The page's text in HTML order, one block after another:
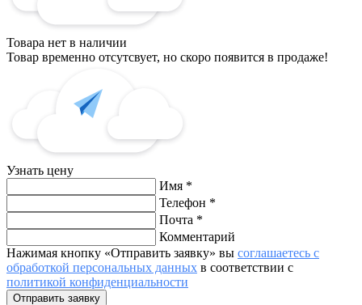
Товара нет в наличии
Товар временно отсутсвует, но скоро появится в продаже!
Узнать цену
Имя *
Телефон *
Почта *
Комментарий
Нажимая кнопку «Отправить заявку» вы соглашаетесь с
обработкой персональных данных в соответствии с
политикой конфиденциальности